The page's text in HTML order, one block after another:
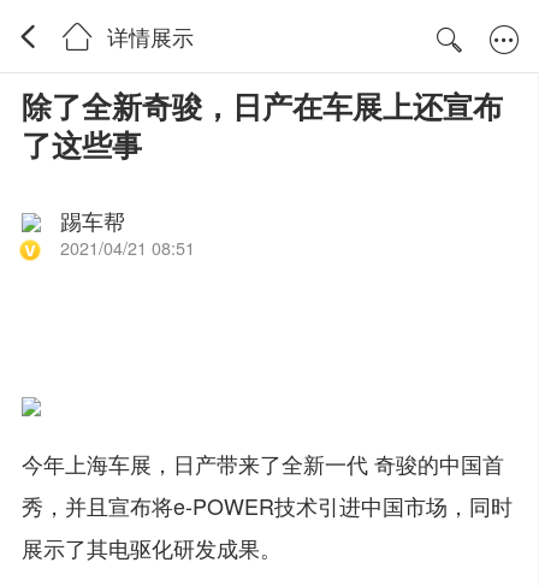
详情展示
除了全新奇骏，日产在车展上还宣布
了这些事
踢车帮
2021/04/21 08:51
今年上海车展，日产带来了全新一代奇骏的中国首
秀，并且宣布将e-POWER技术引进中国市场，同时
展示了其电驱化研发成果。